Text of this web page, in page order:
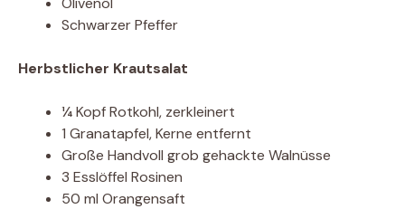
Schwarzer Pfeffer
Herbstlicher Krautsalat
¼ Kopf Rotkohl, zerkleinert
1 Granatapfel, Kerne entfernt
Große Handvoll grob gehackte Walnüsse
3 Esslöffel Rosinen
50 ml Orangensaft